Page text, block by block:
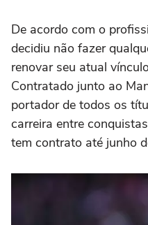
De acordo com o
decidiu não fazer
renovar seu atual
Contratado junto ao
portador de todos os
carreira entre
tem contrato até junho